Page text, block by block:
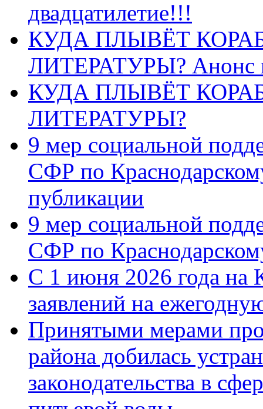
двадцатилетие!!!
КУДА ПЛЫВЁТ
ЛИТЕРАТУРЫ? Анонс
КУДА ПЛЫВЁТ
ЛИТЕРАТУРЫ?
9 мер социальной
СФР по
публикации
9 мер социальной
СФР по
С 1 июня 2026 года на
заявлений на
Принятыми мерами
района добилась
законодательства в